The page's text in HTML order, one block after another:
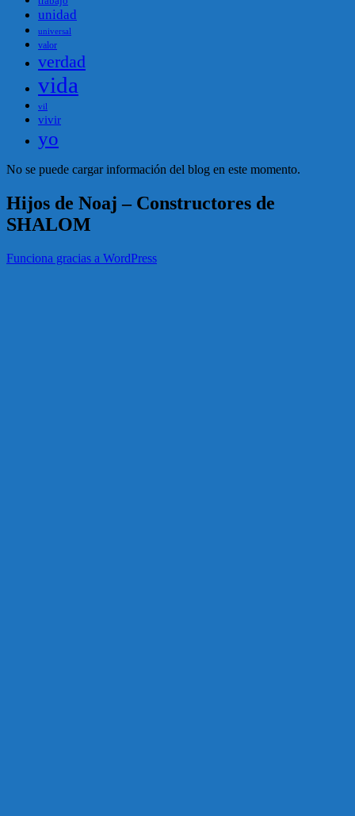
unidad
universal
valor
verdad
vida
vil
vivir
yo
No se puede cargar información del blog en este momento.
Hijos de Noaj – Constructores de
SHALOM
Funciona gracias a WordPress